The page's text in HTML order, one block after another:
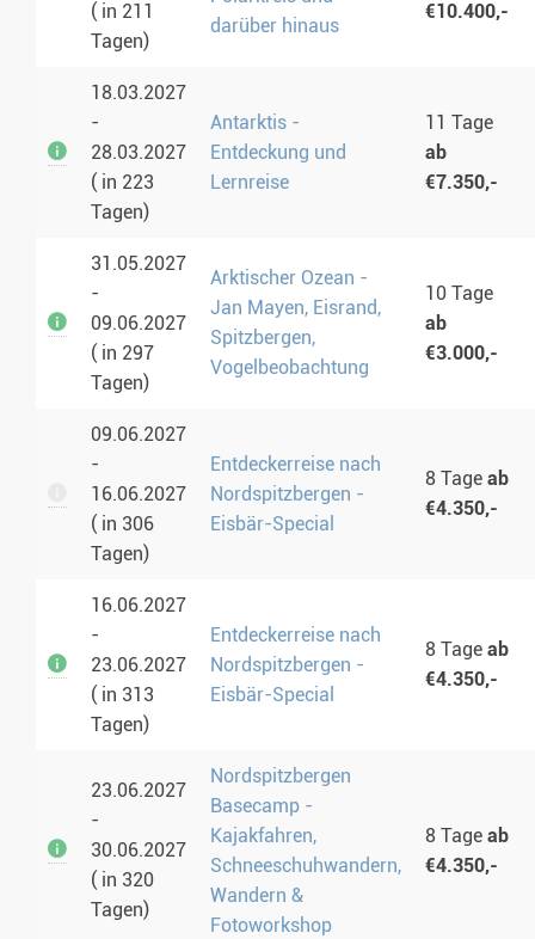
( in 211
Tagen)
darüber hinaus
€10.400,-
18.03.2027
-
28.03.2027
( in 223
Tagen)
Antarktis -
Entdeckung und
Lernreise
11 Tage
ab
€7.350,-
31.05.2027
-
09.06.2027
( in 297
Tagen)
Arktischer Ozean -
Jan Mayen, Eisrand,
Spitzbergen,
Vogelbeobachtung
10 Tage
ab
€3.000,-
09.06.2027
-
16.06.2027
( in 306
Tagen)
Entdeckerreise nach
Nordspitzbergen -
Eisbär-Special
8 Tage ab
€4.350,-
16.06.2027
-
23.06.2027
( in 313
Tagen)
Entdeckerreise nach
Nordspitzbergen -
Eisbär-Special
8 Tage ab
€4.350,-
23.06.2027
-
30.06.2027
( in 320
Tagen)
Nordspitzbergen
Basecamp -
Kajakfahren,
Schneeschuhwandern,
Wandern &
Fotoworkshop
8 Tage ab
€4.350,-